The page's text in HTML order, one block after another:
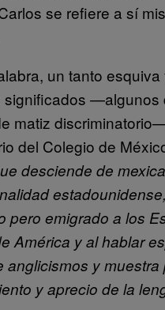
se refiere a sí
un tanto esquiva
significados —algunos
matiz
del Colegio de
desciende de
pero emigrado a los
América y al hablar
anglicismos y muestra
y aprecio de la